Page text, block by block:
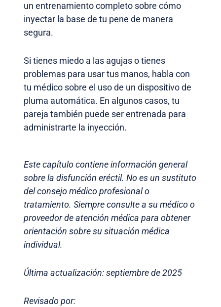
un entrenamiento completo sobre cómo
inyectar la base de tu pene de manera
segura.
Si tienes miedo a las agujas o tienes
problemas para usar tus manos, habla con
tu médico sobre el uso de un dispositivo de
pluma automática. En algunos casos, tu
pareja también puede ser entrenada para
administrarte la inyección.
Este capítulo contiene información general
sobre la disfunción eréctil. No es un sustituto
del consejo médico profesional o
tratamiento. Siempre consulte a su médico o
proveedor de atención médica para obtener
orientación sobre su situación médica
individual.
Última actualización: septiembre de 2025
Revisado por: